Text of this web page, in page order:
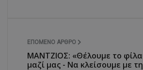
ΕΠΌΜΕΝΟ ΆΡΘΡΟ
ΜΑΝΤΖΙΟΣ: «Θέλουμε το
μαζί μας - Να κλείσουμε με